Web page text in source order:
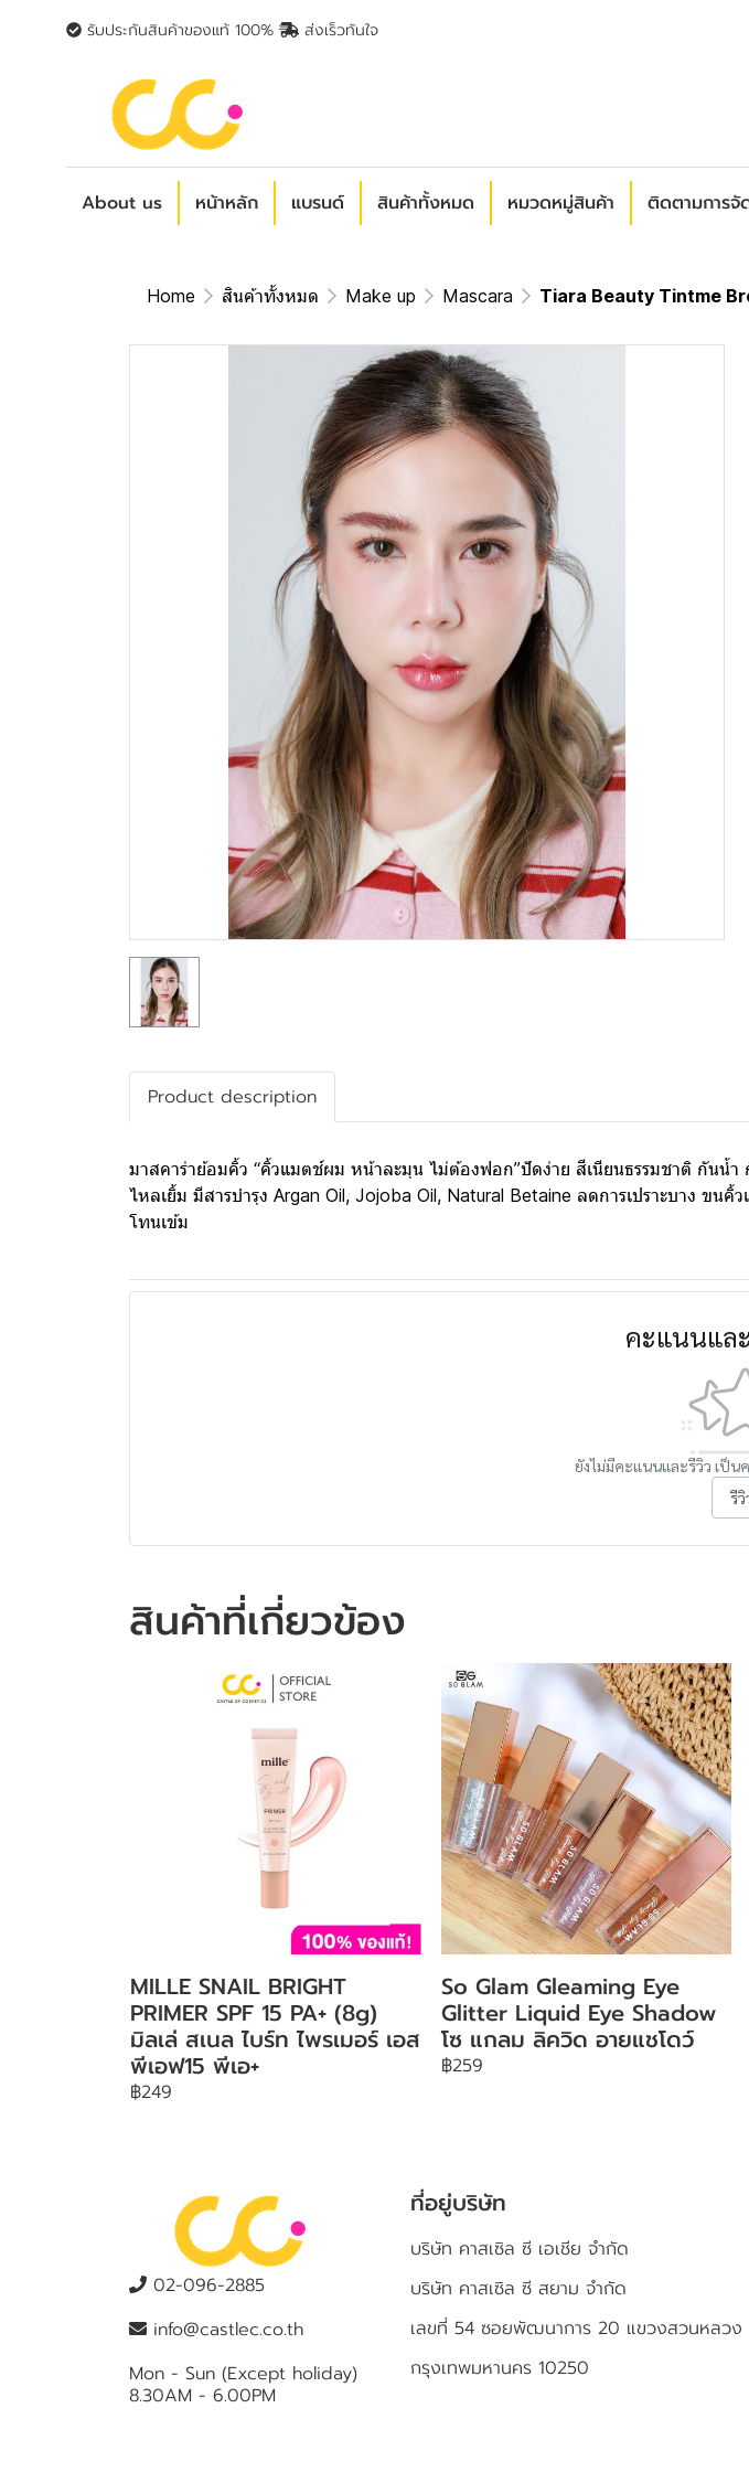
รับประกันสินค้าของแท้ 100% ส่งเร็วทันใจ
About us หน้าหลัก แบรนด์ สินค้าทั้งหมด หมวดหมู่สินค้า ติดตามการจั
Home สินค้าทั้งหมด Make up Mascara Tiara Beauty Tintme
Product description
มาสคาร่าย้อมคิ้ว “คิ้วแมตช์ผม หน้าละมุน ไม่ต้องฟอก”ปัดง่าย สีเนียนธรรมชาติ กั
ไหลเยิ้ม มีสารบำรุง Argan Oil, Jojoba Oil, Natural Betaine ลดการเปราะบาง ข
โทนเข้ม
คะแนนแล
ยังไม่มีคะแนนและรีวิว เป็
รีวิ
สินค้าที่เกี่ยวข้อง
MILLE SNAIL BRIGHT
PRIMER SPF 15 PA+ (8g)
มิลเล่ สเนล ไบร์ท ไพรเมอร์ เอส
พีเอฟ15 พีเอ+
฿249
So Glam Gleaming Eye
Glitter Liquid Eye Shadow
โซ แกลม ลิควิด อายแชโดว์
฿259
02-096-2885
info@castlec.co.th
Mon - Sun (Except holiday)
8.30AM - 6.00PM
ที่อยู่บริษัท
บริษัท คาสเซิล ซี เอเชีย จำกัด
บริษัท คาสเซิล ซี สยาม จำกัด
เลขที่ 54 ซอยพัฒนาการ 20 แขวงสวนหลวง
กรุงเทพมหานคร 10250